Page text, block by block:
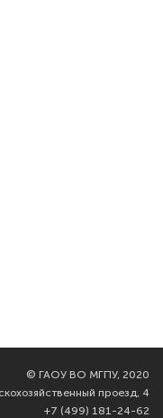
© ГАОУ ВО МГПУ, 2020
проезд, 4
+7 (499) 181-24-62